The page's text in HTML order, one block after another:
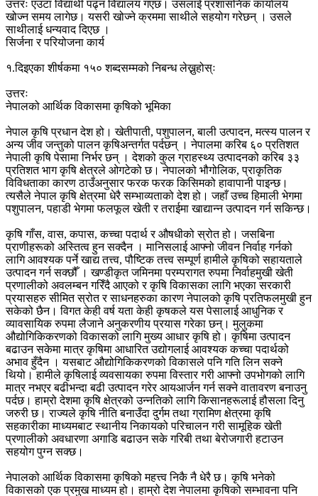
उत्तरः एउटा विद्यार्थी पढ्न विद्यालय गएछ। उसलाई प्रशासनिक कार्यालय
खोज्न समय लागेछ। यसरी खोज्ने क्रममा साथीले सहयोग गरेछन् । उसले
साथीलाई धन्यवाद दिएछ ।
सिर्जना र परियोजना कार्य
१.दिइएका शीर्षकमा १५० शब्दसम्मको निबन्ध लेख्नुहोस्ः
उत्तरः
नेपालको आर्थिक विकासमा कृषिको भूमिका
नेपाल कृषि प्रधान देश हो। खेतीपाती, पशुपालन, बाली उत्पादन, मत्स्य पालन र
अन्य जीव जन्तुको पालन कृषिअन्तर्गत पर्दछन् । नेपालमा करिब ६० प्रतिशत
नेपाली कृषि पेसामा निर्भर छन् । देशको कुल ग्राहस्थ्य उत्पादनको करिब ३३
प्रतिशत भाग कृषि क्षेत्रले ओगटेको छ। नेपालको भौगोलिक, प्राकृतिक
विविधताका कारण ठाउँअनुसार फरक फरक किसिमको हावापानी पाइन्छ।
त्यसैले नेपाल कृषि क्षेत्रमा धेरै सम्भाव्यताको देश हो। जहाँ उच्च हिमाली भेगमा
पशुपालन, पहाडी भेगमा फलफूल खेती र तराईमा खाद्यान्न उत्पादन गर्न सकिन्छ।
कृषि गाँस, वास, कपास, कच्चा पदार्थ र औषधीको स्रोत हो। जसबिना
प्राणीहरूको अस्तित्व हुन सक्दैन । मानिसलाई आफ्नो जीवन निर्वाह गर्नको
लागि आवश्यक पर्ने खाद्य तत्त्व, पौष्टिक तत्त्व सम्पूर्ण हामीले कृषिको सहायताले
उत्पादन गर्न सक्छौँ । खण्डीकृत जमिनमा परम्परागत रुपमा निर्वाहमुखी खेती
प्रणालीको अवलम्बन गरिँदै आएको र कृषि विकासका लागि भएका सरकारी
प्रयासहरु सीमित स्रोत र साधनहरुका कारण नेपालको कृषि प्रतिफलमुखी हुन
सकेको छैन। विगत केही वर्ष यता केही कृषकले यस पेसालाई आधुनिक र
व्यावसायिक रुपमा लैजाने अनुकरणीय प्रयास गरेका छन्। मुलुकमा
औद्योगिकिकरणको विकासको लागि मुख्य आधार कृषि हो। कृषिमा उत्पादन
बढाउन सकेमा मात्र कृषिमा आधारित उद्योगलाई आवश्यक कच्चा पदार्थको
अभाव हुँदैन । यसबाट औद्योगिकिकरणको विकासले पनि गति लिन सक्ने
थियो। हामीले कृषिलाई व्यवसायका रुपमा विस्तार गरी आफ्नो उपभोगको लागि
मात्र नभएर बढीभन्दा बढी उत्पादन गरेर आयआर्जन गर्न सक्ने वातावरण बनाउनु
पर्दछ। हाम्रो देशमा कृषि क्षेत्रको उन्नतिको लागि किसानहरूलाई हौसला दिनु
जरुरी छ। राज्यले कृषि नीति बनाउँदा दुर्गम तथा ग्रामिण क्षेत्रमा कृषि
सहकारीका माध्यमबाट स्थानीय निकायको परिचालन गरी सामूहिक खेती
प्रणालीको अवधारणा अगाडि बढाउन सके गरिबी तथा बेरोजगारी हटाउन
सहयोग पुग्न सक्छ।
नेपालको आर्थिक विकासमा कृषिको महत्त्व निकै नै धेरै छ। कृषि भनेको
विकासको एक प्रमुख माध्यम हो। हाम्रो देश नेपालमा कृषिको सम्भावना पनि